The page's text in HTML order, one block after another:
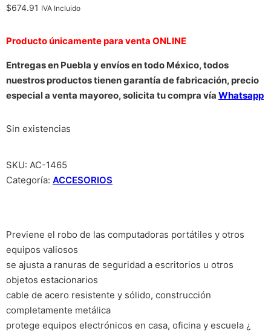
$674.91 IVA Incluido
Producto únicamente para venta ONLINE
Entregas en Puebla y envíos en todo México, todos
nuestros productos tienen garantía de fabricación, precio
especial a venta mayoreo, solicita tu compra vía Whatsapp
Sin existencias
SKU: AC-1465
Categoría: ACCESORIOS
Previene el robo de las computadoras portátiles y otros
equipos valiosos
se ajusta a ranuras de seguridad a escritorios u otros
objetos estacionarios
cable de acero resistente y sólido, construcción
completamente metálica
protege equipos electrónicos en casa, oficina y escuela ¿